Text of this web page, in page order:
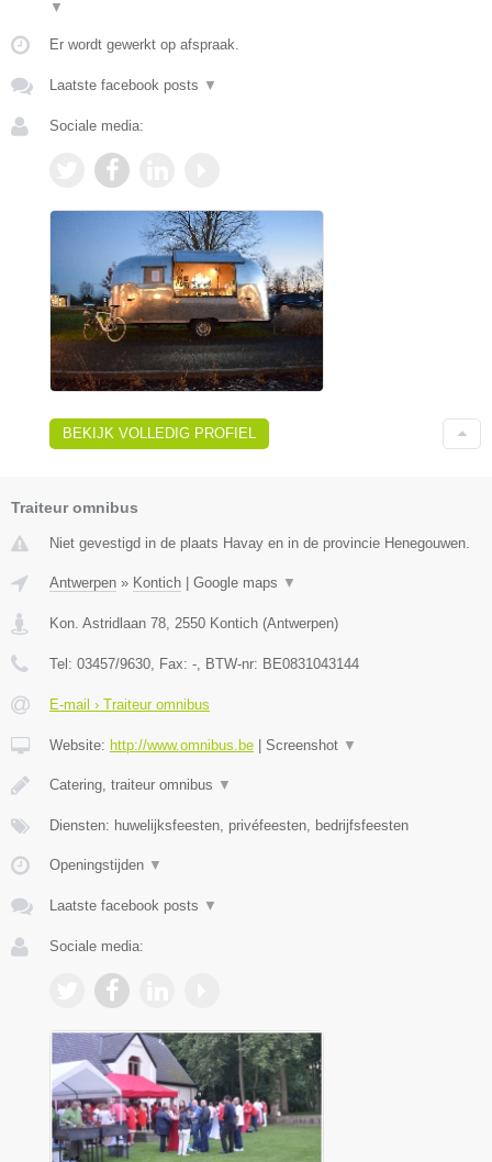
▼
Er wordt gewerkt op afspraak.
Laatste facebook posts ▼
Sociale media:
BEKIJK VOLLEDIG PROFIEL
Traiteur omnibus
Niet gevestigd in de plaats Havay en in de provincie Henegouwen.
Antwerpen » Kontich Google maps ▼
Kon. Astridlaan 78, 2550 Kontich (Antwerpen)
Tel: 03457/9630, Fax: -, BTW-nr: BE0831043144
E-mail › Traiteur omnibus
Website: http://www.omnibus.be Screenshot ▼
Catering, traiteur omnibus ▼
Diensten: huwelijksfeesten, privéfeesten, bedrijfsfeesten
Openingstijden ▼
Laatste facebook posts ▼
Sociale media: